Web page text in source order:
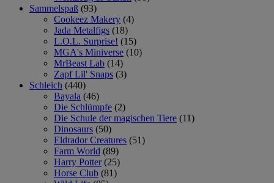
Sammelspaß (93)
Cookeez Makery (4)
Jada Metalfigs (18)
L.O.L. Surprise! (15)
MGA's Miniverse (10)
MrBeast Lab (14)
Zapf Lil' Snaps (3)
Schleich (440)
Bayala (46)
Die Schlümpfe (2)
Die Schule der magischen Tiere (11)
Dinosaurs (50)
Eldrador Creatures (51)
Farm World (89)
Harry Potter (25)
Horse Club (81)